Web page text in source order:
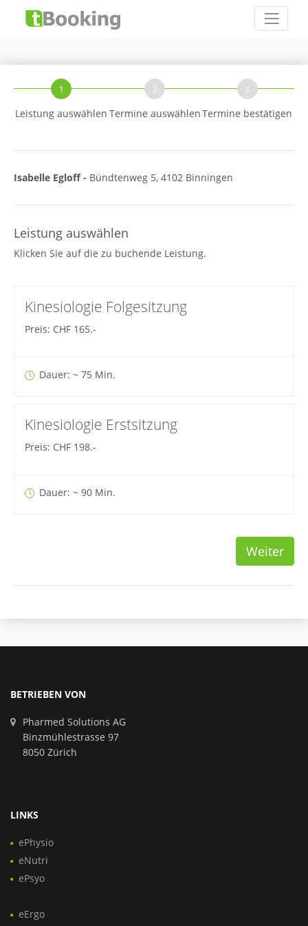
1
Leistung auswählen
2
Termine auswählen
3
Termine bestätigen
Isabelle Egloff - Bündtenweg 5, 4102 Binningen
Leistung auswählen
Klicken Sie auf die zu buchende Leistung.
Kinesiologie Folgesitzung
Preis: CHF 165.-
Dauer: ~ 75 Min.
Kinesiologie Erstsitzung
Preis: CHF 198.-
Dauer: ~ 90 Min.
Weiter
BETRIEBEN VON
Pharmed Solutions AG
Binzmühlestrasse 97
8050 Zürich
LINKS
ePhysio
eNutri
ePsyo
eErgo